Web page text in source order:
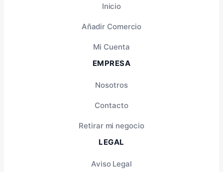
Inicio
Añadir Comercio
Mi Cuenta
EMPRESA
Nosotros
Contacto
Retirar mi negocio
LEGAL
Aviso Legal